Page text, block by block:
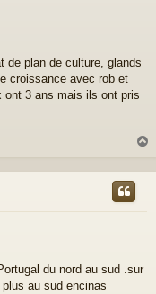
de plan de culture, glands
croissance avec rob et
3 ans mais ils ont pris
u
du nord au sud .sur
au sud encinas